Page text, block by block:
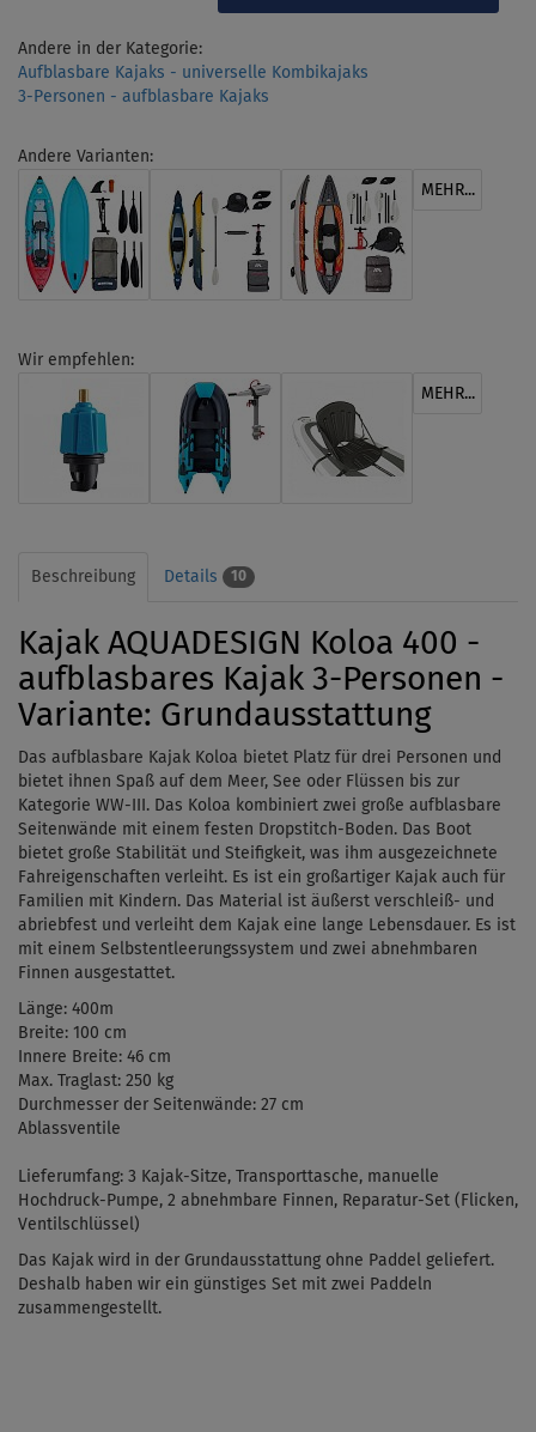
Andere in der Kategorie:
Aufblasbare Kajaks - universelle Kombikajaks
3-Personen - aufblasbare Kajaks
Andere Varianten:
MEHR...
Wir empfehlen:
MEHR...
Beschreibung Details 10
Kajak AQUADESIGN Koloa 400 -
aufblasbares Kajak 3-Personen -
Variante: Grundausstattung
Das aufblasbare Kajak Koloa bietet Platz für drei Personen und
bietet ihnen Spaß auf dem Meer, See oder Flüssen bis zur
Kategorie WW-III. Das Koloa kombiniert zwei große aufblasbare
Seitenwände mit einem festen Dropstitch-Boden. Das Boot
bietet große Stabilität und Steifigkeit, was ihm ausgezeichnete
Fahreigenschaften verleiht. Es ist ein großartiger Kajak auch für
Familien mit Kindern. Das Material ist äußerst verschleiß- und
abriebfest und verleiht dem Kajak eine lange Lebensdauer. Es ist
mit einem Selbstentleerungssystem und zwei abnehmbaren
Finnen ausgestattet.
Länge: 400m
Breite: 100 cm
Innere Breite: 46 cm
Max. Traglast: 250 kg
Durchmesser der Seitenwände: 27 cm
Ablassventile
Lieferumfang: 3 Kajak-Sitze, Transporttasche, manuelle
Hochdruck-Pumpe, 2 abnehmbare Finnen, Reparatur-Set (Flicken,
Ventilschlüssel)
Das Kajak wird in der Grundausstattung ohne Paddel geliefert.
Deshalb haben wir ein günstiges Set mit zwei Paddeln
zusammengestellt.